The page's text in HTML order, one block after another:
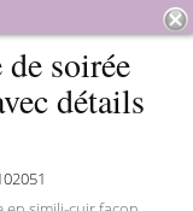
soirée
détails